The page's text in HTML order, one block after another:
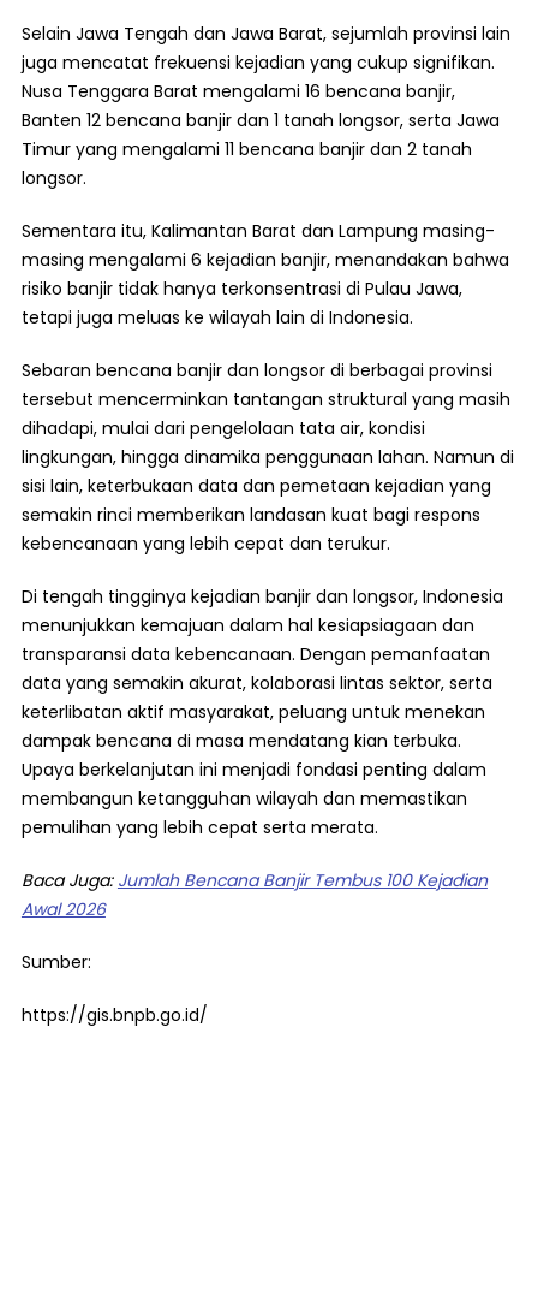
Selain Jawa Tengah dan Jawa Barat, sejumlah provinsi lain
juga mencatat frekuensi kejadian yang cukup signifikan.
Nusa Tenggara Barat mengalami 16 bencana banjir,
Banten 12 bencana banjir dan 1 tanah longsor, serta Jawa
Timur yang mengalami 11 bencana banjir dan 2 tanah
longsor.
Sementara itu, Kalimantan Barat dan Lampung masing-
masing mengalami 6 kejadian banjir, menandakan bahwa
risiko banjir tidak hanya terkonsentrasi di Pulau Jawa,
tetapi juga meluas ke wilayah lain di Indonesia.
Sebaran bencana banjir dan longsor di berbagai provinsi
tersebut mencerminkan tantangan struktural yang masih
dihadapi, mulai dari pengelolaan tata air, kondisi
lingkungan, hingga dinamika penggunaan lahan. Namun di
sisi lain, keterbukaan data dan pemetaan kejadian yang
semakin rinci memberikan landasan kuat bagi respons
kebencanaan yang lebih cepat dan terukur.
Di tengah tingginya kejadian banjir dan longsor, Indonesia
menunjukkan kemajuan dalam hal kesiapsiagaan dan
transparansi data kebencanaan. Dengan pemanfaatan
data yang semakin akurat, kolaborasi lintas sektor, serta
keterlibatan aktif masyarakat, peluang untuk menekan
dampak bencana di masa mendatang kian terbuka.
Upaya berkelanjutan ini menjadi fondasi penting dalam
membangun ketangguhan wilayah dan memastikan
pemulihan yang lebih cepat serta merata.
Baca Juga: Jumlah Bencana Banjir Tembus 100 Kejadian
Awal 2026
Sumber:
https://gis.bnpb.go.id/